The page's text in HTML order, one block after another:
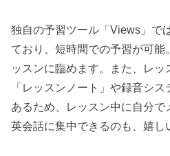
独自の予習ツール「Views」で
ており、短時間での予習が可能
ッスンに臨めます。また、レッ
「レッスンノート」や録音シ
あるため、レッスン中に自分で
英会話に集中できるのも、嬉し